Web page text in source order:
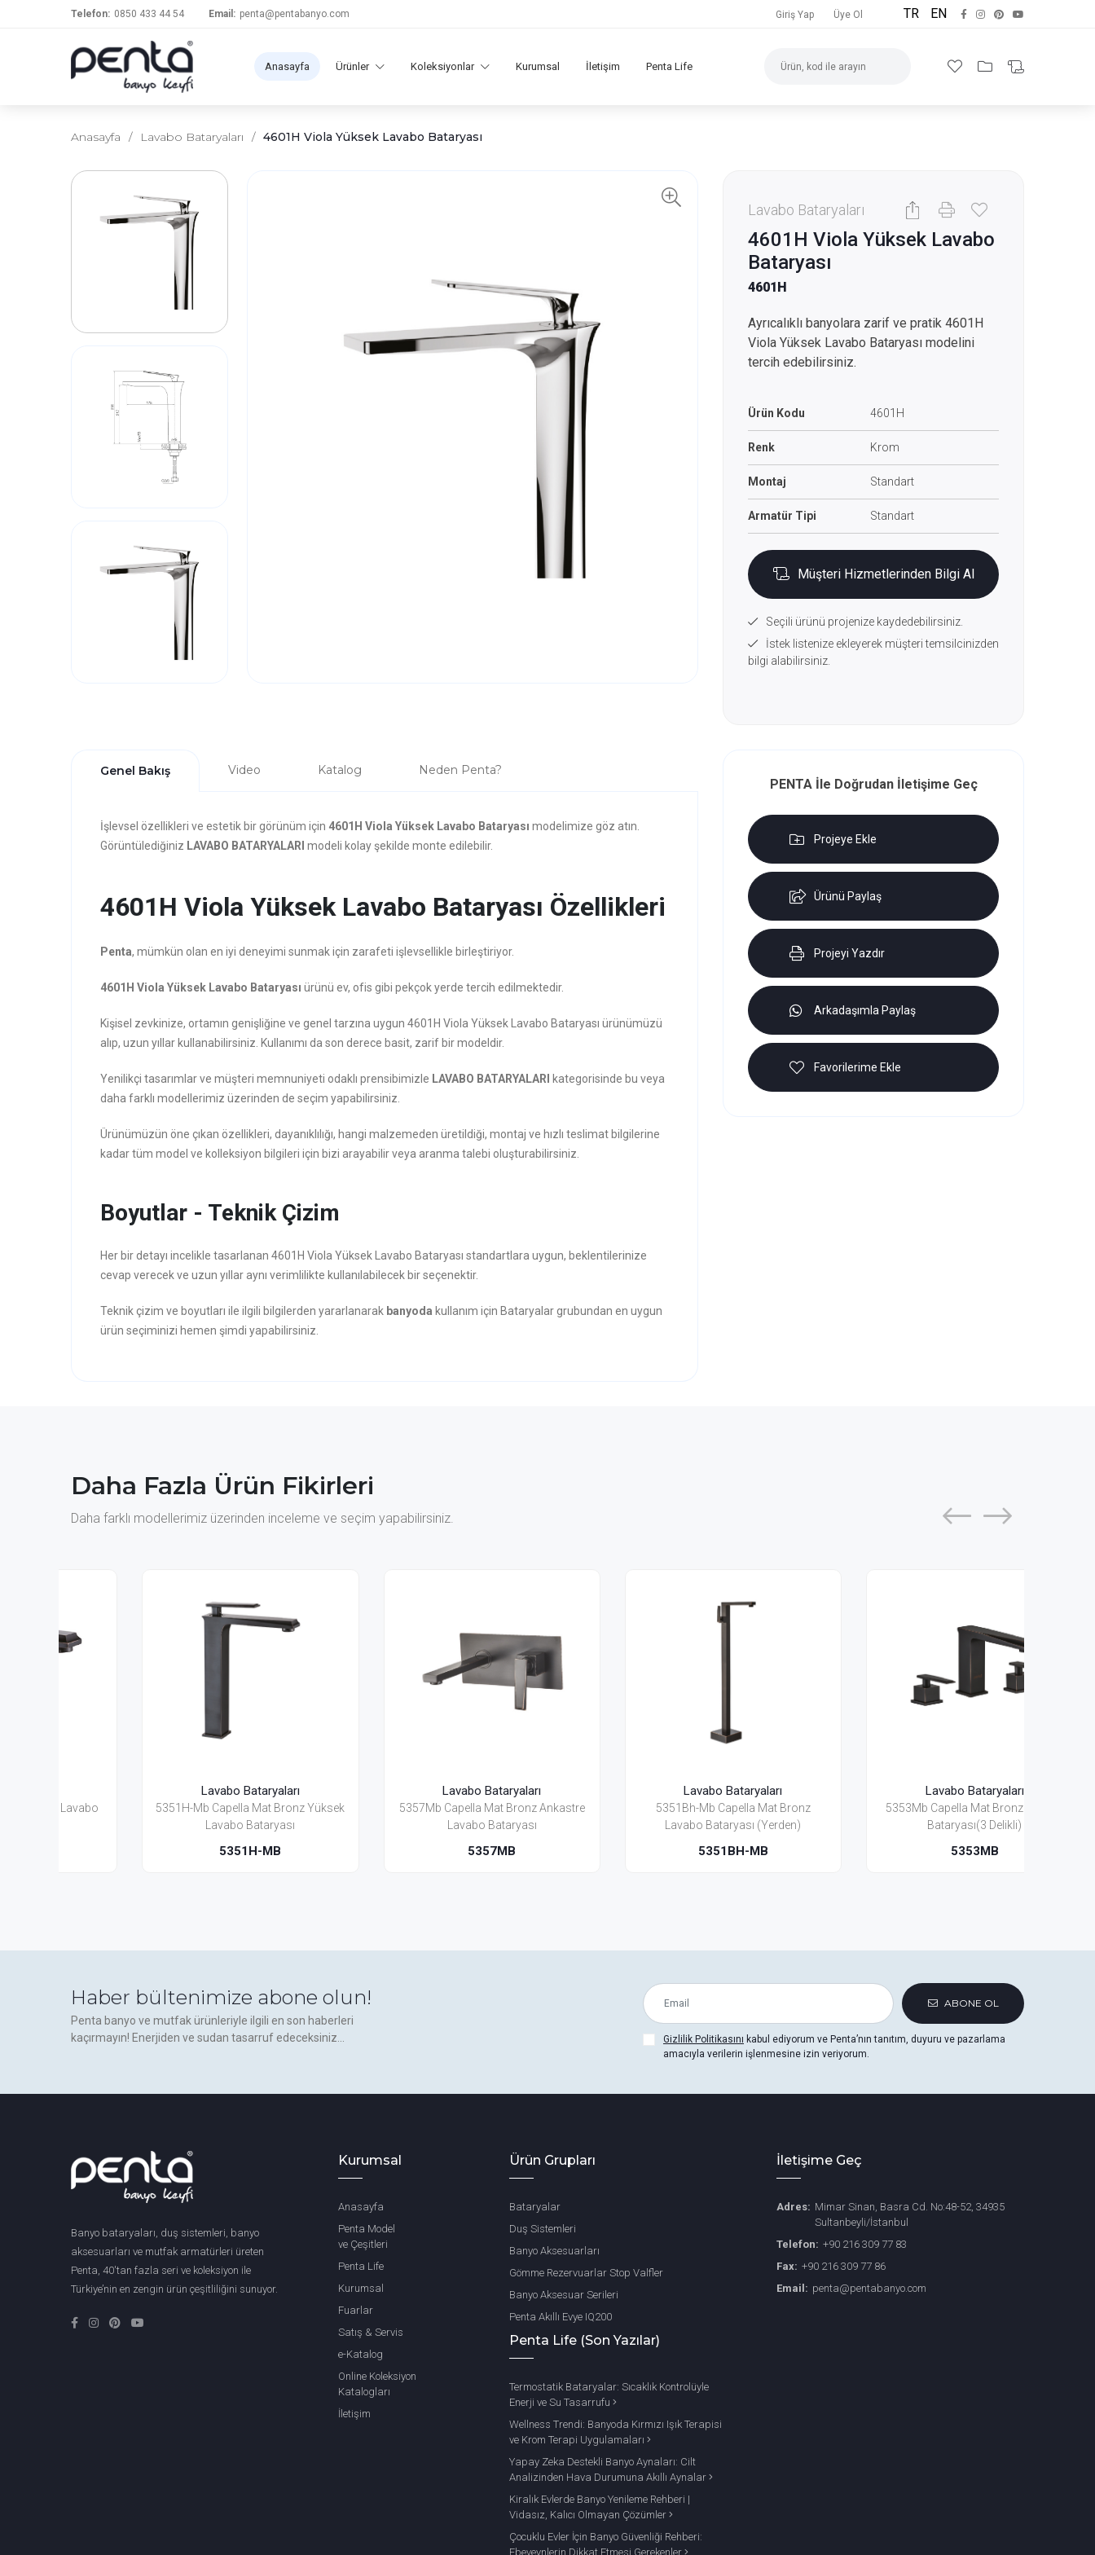
Telefon: 0850 433 44 54 Email: penta@pentabanyo.com Giriş Yap Üye Ol TR EN
Anasayfa Ürünler Koleksiyonlar Kurumsal İletişim Penta Life
Anasayfa / Lavabo Bataryaları / 4601H Viola Yüksek Lavabo Bataryası
Lavabo Bataryaları
4601H Viola Yüksek Lavabo
Bataryası
4601H
Ayrıcalıklı banyolara zarif ve pratik 4601H
Viola Yüksek Lavabo Bataryası modelini
tercih edebilirsiniz.
Ürün Kodu 4601H
Renk Krom
Montaj Standart
Armatür Tipi Standart
Müşteri Hizmetlerinden Bilgi Al
Seçili ürünü projenize kaydedebilirsiniz.
İstek listenize ekleyerek müşteri temsilcinizden
bilgi alabilirsiniz.
Genel Bakış Video Katalog Neden Penta?
İşlevsel özellikleri ve estetik bir görünüm için 4601H Viola Yüksek Lavabo Bataryası modelimize göz atın.
Görüntülediğiniz LAVABO BATARYALARI modeli kolay şekilde monte edilebilir.
4601H Viola Yüksek Lavabo Bataryası Özellikleri
Penta, mümkün olan en iyi deneyimi sunmak için zarafeti işlevsellikle birleştiriyor.
4601H Viola Yüksek Lavabo Bataryası ürünü ev, ofis gibi pekçok yerde tercih edilmektedir.
Kişisel zevkinize, ortamın genişliğine ve genel tarzına uygun 4601H Viola Yüksek Lavabo Bataryası ürünümüzü
alıp, uzun yıllar kullanabilirsiniz. Kullanımı da son derece basit, zarif bir modeldir.
Yenilikçi tasarımlar ve müşteri memnuniyeti odaklı prensibimizle LAVABO BATARYALARI
kategorisinde bu veya
daha farklı modellerimiz üzerinden de seçim yapabilirsiniz.
Ürünümüzün öne çıkan özellikleri, dayanıklılığı, hangi malzemeden üretildiği, montaj ve hızlı teslimat bilgilerine
kadar tüm model ve kolleksiyon bilgileri için bizi arayabilir veya aranma talebi oluşturabilirsiniz.
Boyutlar - Teknik Çizim
Her bir detayı incelikle tasarlanan 4601H Viola Yüksek Lavabo Bataryası standartlara uygun, beklentilerinize
cevap verecek ve uzun yıllar aynı verimlilikte kullanılabilecek bir seçenektir.
Teknik çizim ve boyutları ile ilgili bilgilerden yararlanarak banyoda kullanım için Bataryalar grubundan en uygun
ürün seçiminizi hemen şimdi yapabilirsiniz.
PENTA İle Doğrudan İletişime Geç
Projeye Ekle
Ürünü Paylaş
Projeyi Yazdır
Arkadaşımla Paylaş
Favorilerime Ekle
Daha Fazla Ürün Fikirleri
Daha farklı modellerimiz üzerinden inceleme ve seçim yapabilirsiniz.
Lavabo Bataryaları
5351H-Mb Capella Mat Bronz Yüksek
Lavabo Bataryası
Lavabo Bataryaları
5357Mb Capella Mat Bronz Ankastre
Lavabo Bataryası
Lavabo Bataryaları
5351Bh-Mb Capella Mat Bronz
Lavabo Bataryası (Yerden)
Lavabo Bataryaları
5353Mb Capella Mat Bronz Lavabo
Bataryası(3 Delikli)
Haber bültenimize abone olun!
Penta banyo ve mutfak ürünleriyle ilgili en son haberleri
kaçırmayın! Enerjiden ve sudan tasarruf edeceksiniz...
ABONE OL
Gizlilik Politikasını kabul ediyorum ve Penta’nın tanıtım, duyuru ve pazarlama
amacıyla verilerin işlenmesine izin veriyorum.
Banyo bataryaları, duş sistemleri, banyo
aksesuarları ve mutfak armatürleri üreten
Penta, 40'tan fazla seri ve koleksiyon ile
Türkiye’nin en zengin ürün çeşitliliğini sunuyor.
Kurumsal
Anasayfa
Penta Model
ve Çeşitleri
Penta Life
Kurumsal
Fuarlar
Satış & Servis
e-Katalog
Online Koleksiyon
Katalogları
İletişim
Ürün Grupları
Bataryalar
Duş Sistemleri
Banyo Aksesuarları
Gömme Rezervuarlar Stop Valfler
Banyo Aksesuar Serileri
Penta Akıllı Evye IQ200
Penta Life (Son Yazılar)
Termostatik Bataryalar: Sıcaklık Kontrolüyle
Enerji ve Su Tasarrufu
Wellness Trendi: Banyoda Kırmızı Işık Terapisi
ve Krom Terapi Uygulamaları
Yapay Zeka Destekli Banyo Aynaları: Cilt
Analizinden Hava Durumuna Akıllı Aynalar
Kiralık Evlerde Banyo Yenileme Rehberi |
Vidasız, Kalıcı Olmayan Çözümler
Çocuklu Evler İçin Banyo Güvenliği Rehberi:
Ebeveynlerin Dikkat Etmesi Gerekenler
İletişime Geç
Adres: Mimar Sinan, Basra Cd. No:48-52, 34935
Sultanbeyli/İstanbul
Telefon: +90 216 309 77 83
Fax: +90 216 309 77 86
Email: penta@pentabanyo.com